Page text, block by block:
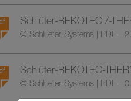
Schlüter-BEKOTEC /-
© Schlueter-Systems | PDF –
Schlüter-BEKOTEC-
© Schlueter-Systems | PDF –